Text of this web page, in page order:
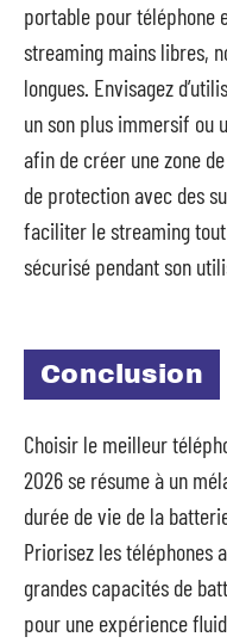
portable pour téléphone
streaming mains libres,
longues. Envisagez
un son plus immersif ou
afin de créer une zone
de protection avec des
faciliter le streaming
sécurisé pendant son
Conclusion
Choisir le meilleur
2026 se résume à un
durée de vie de la
Priorisez les téléphones
grandes capacités de
pour une expérience